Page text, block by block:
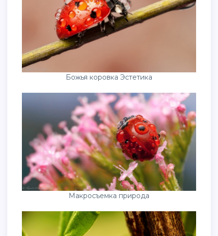
Божья коровка Эстетика
Макросъемка природа